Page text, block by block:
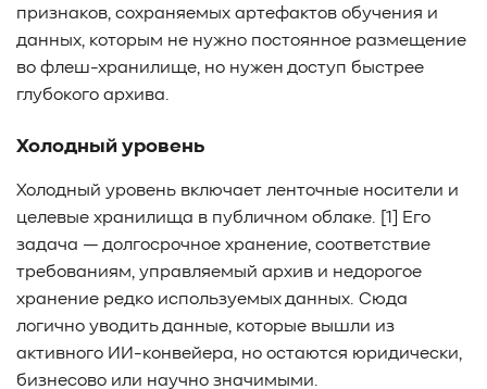
признаков, сохраняемых артефактов обучения и
данных, которым не нужно постоянное размещение
во флеш-хранилище, но нужен доступ быстрее
глубокого архива.
Холодный уровень
Холодный уровень включает ленточные носители и
целевые хранилища в публичном облаке. [1] Его
задача — долгосрочное хранение, соответствие
требованиям, управляемый архив и недорогое
хранение редко используемых данных. Сюда
логично уводить данные, которые вышли из
активного ИИ-конвейера, но остаются юридически,
бизнесово или научно значимыми.